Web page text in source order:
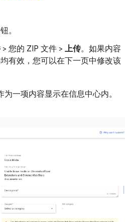
。
> 您的 ZIP 文件 > 上传。如果内容
有效，您可以在下一页中修改该
一项内容显示在信息中心内。